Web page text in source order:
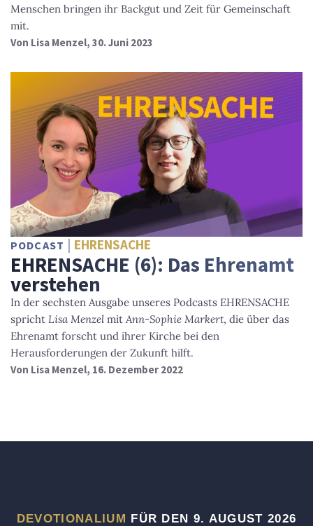
Menschen bringen ihr Backgut und Zeit für Gemeinschaft
mit.
Von Lisa Menzel, 30. Juni 2023
PODCAST EHRENSACHE
EHRENSACHE (6): Das Ehrenamt
verstehen
In der sechsten Ausgabe unseres Podcasts EHRENSACHE
spricht Lisa Menzel mit Ann-Sophie Markert, die über das
Ehrenamt forscht und ihrer Kirche bei den
Herausforderungen der Zukunft hilft.
Von Lisa Menzel, 16. Dezember 2022
DEVOTIONALIUM FÜR DEN 9. AUGUST 2026